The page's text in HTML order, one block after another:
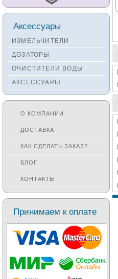
Смесители ZORG
Смесители KANTERA
Смесители SEAMAN
Смесители
Zigmund&Shtain
Смесители OULIN
Смесители под бронзу
Аксессуары
ИЗМЕЛЬЧИТЕЛИ
ДОЗАТОРЫ
ОЧИСТИТЕЛИ ВОДЫ
АКСЕССУАРЫ
О КОМПАНИИ
ДОСТАВКА
КАК СДЕЛАТЬ ЗАКАЗ?
БЛОГ
КОНТАКТЫ
Принимаем к оплате